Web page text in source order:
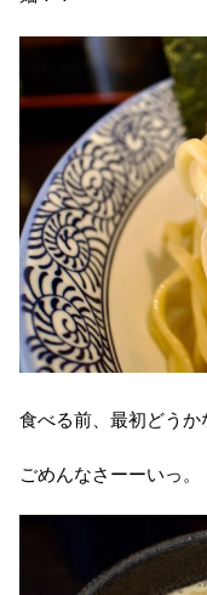
食べる前、最初どうか
ごめんなさーーいっ。